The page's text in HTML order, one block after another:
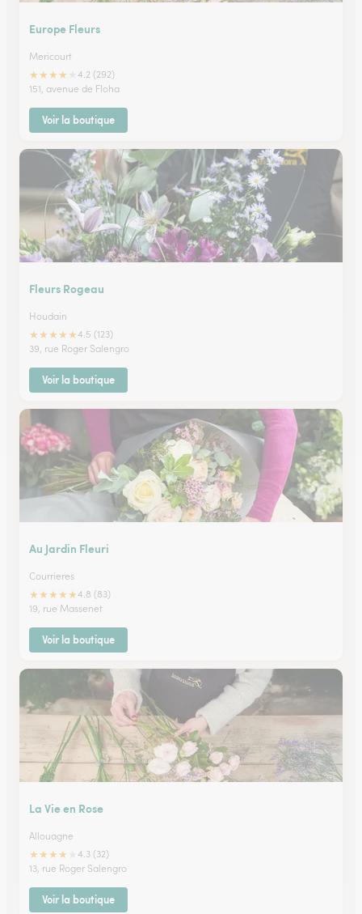
Europe Fleurs
Mericourt
★★★★
4.2 (292)
151, avenue de Floha
Voir la boutique
Fleurs Rogeau
Houdain
★★★★★4.5 (123)
39, rue Roger Salengro
Voir la boutique
Au Jardin Fleuri
Courrieres
★★★★★4.8 (83)
19, rue Massenet
Voir la boutique
La Vie en Rose
Allouagne
★★★★
4.3 (32)
13, rue Roger Salengro
Voir la boutique